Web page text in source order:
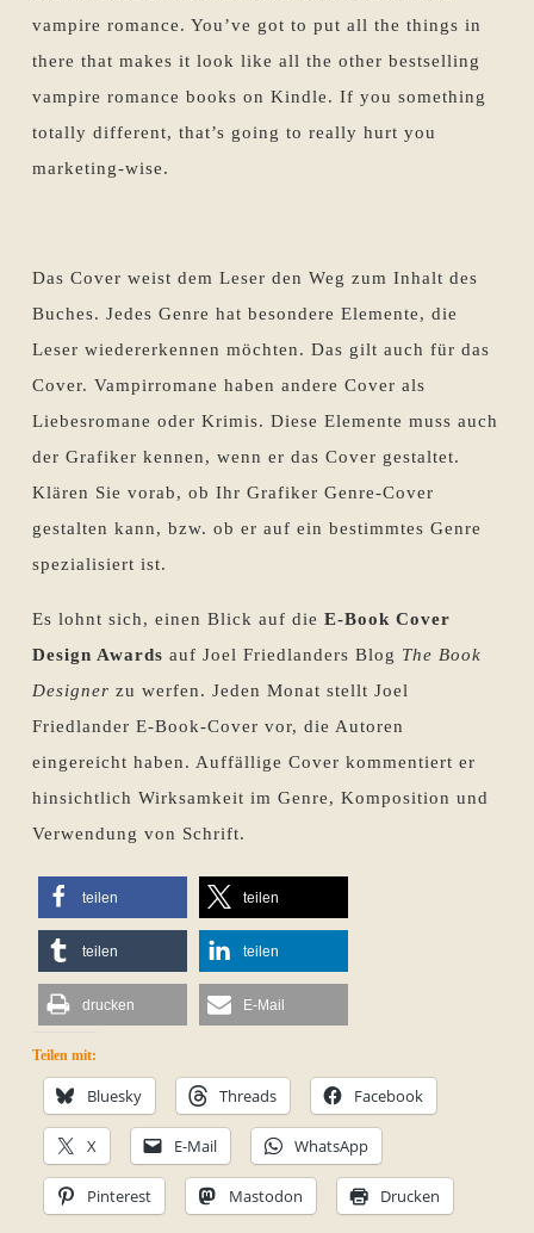
vampire romance. You’ve got to put all the things in
there that makes it look like all the other bestselling
vampire romance books on Kindle. If you something
totally different, that’s going to really hurt you
marketing-wise.
Das Cover weist dem Leser den Weg zum Inhalt des
Buches. Jedes Genre hat besondere Elemente, die
Leser wiedererkennen möchten. Das gilt auch für das
Cover. Vampirromane haben andere Cover als
Liebesromane oder Krimis. Diese Elemente muss auch
der Grafiker kennen, wenn er das Cover gestaltet.
Klären Sie vorab, ob Ihr Grafiker Genre-Cover
gestalten kann, bzw. ob er auf ein bestimmtes Genre
spezialisiert ist.
Es lohnt sich, einen Blick auf die E-Book Cover
Design Awards auf Joel Friedlanders Blog The Book
Designer zu werfen. Jeden Monat stellt Joel
Friedlander E-Book-Cover vor, die Autoren
eingereicht haben. Auffällige Cover kommentiert er
hinsichtlich Wirksamkeit im Genre, Komposition und
Verwendung von Schrift.
teilen teilen
teilen teilen
drucken E-Mail
Teilen mit:
Bluesky Threads Facebook
X E-Mail WhatsApp
Pinterest Mastodon Drucken